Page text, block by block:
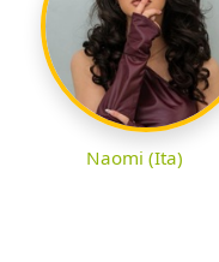
Naomi (Ita)